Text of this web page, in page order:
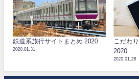
鉄道系旅行サイトまとめ 2020
2020.01.31
こだわ
2020
2020.01.28